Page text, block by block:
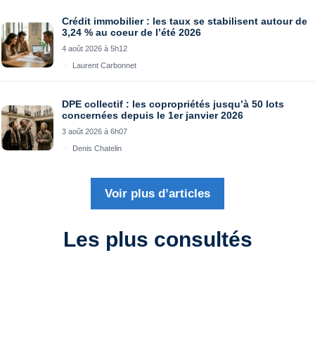
Crédit immobilier : les taux se stabilisent autour de
3,24 % au coeur de l’été 2026
4 août 2026 à 5h12
Laurent Carbonnet
DPE collectif : les copropriétés jusqu’à 50 lots
concernées depuis le 1er janvier 2026
3 août 2026 à 6h07
Denis Chatelin
Voir plus d’articles
Les plus consultés